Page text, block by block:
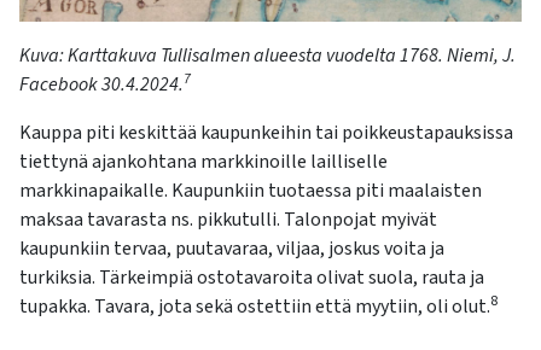
Kuva: Karttakuva Tullisalmen alueesta vuodelta 1768. Niemi, J.
Facebook 30.4.2024.7
Kauppa piti keskittää kaupunkeihin tai poikkeustapauksissa
tiettynä ajankohtana markkinoille lailliselle
markkinapaikalle. Kaupunkiin tuotaessa piti maalaisten
maksaa tavarasta ns. pikkutulli. Talonpojat myivät
kaupunkiin tervaa, puutavaraa, viljaa, joskus voita ja
turkiksia. Tärkeimpiä ostotavaroita olivat suola, rauta ja
tupakka. Tavara, jota sekä ostettiin että myytiin, oli olut.8